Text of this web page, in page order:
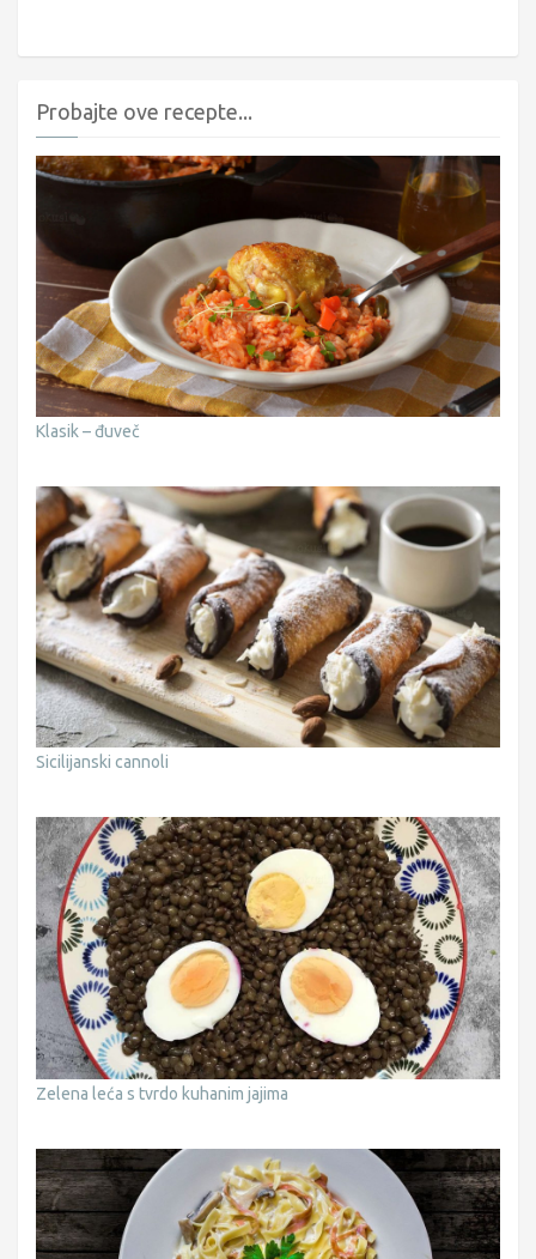
Probajte ove recepte...
Klasik – đuveč
Sicilijanski cannoli
Zelena leća s tvrdo kuhanim jajima